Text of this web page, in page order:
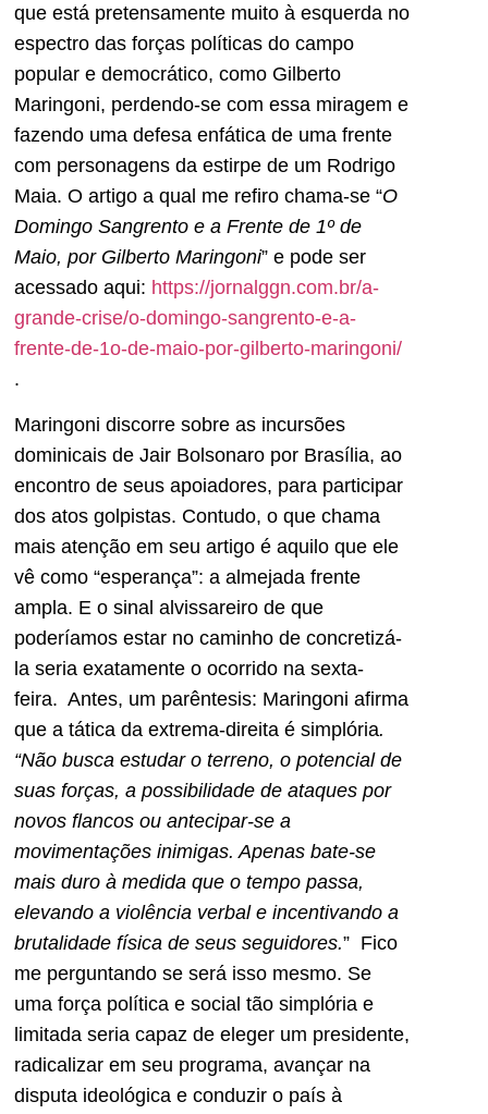
que está pretensamente muito à esquerda no
espectro das forças políticas do campo
popular e democrático, como Gilberto
Maringoni, perdendo-se com essa miragem e
fazendo uma defesa enfática de uma frente
com personagens da estirpe de um Rodrigo
Maia. O artigo a qual me refiro chama-se “O
Domingo Sangrento e a Frente de 1º de
Maio, por Gilberto Maringoni” e pode ser
acessado aqui: https://jornalggn.com.br/a-
grande-crise/o-domingo-sangrento-e-a-
frente-de-1o-de-maio-por-gilberto-maringoni/
.
Maringoni discorre sobre as incursões
dominicais de Jair Bolsonaro por Brasília, ao
encontro de seus apoiadores, para participar
dos atos golpistas. Contudo, o que chama
mais atenção em seu artigo é aquilo que ele
vê como “esperança”: a almejada frente
ampla. E o sinal alvissareiro de que
poderíamos estar no caminho de concretizá-
la seria exatamente o ocorrido na sexta-
feira. Antes, um parêntesis: Maringoni afirma
que a tática da extrema-direita é simplória.
“Não busca estudar o terreno, o potencial de
suas forças, a possibilidade de ataques por
novos flancos ou antecipar-se a
movimentações inimigas. Apenas bate-se
mais duro à medida que o tempo passa,
elevando a violência verbal e incentivando a
brutalidade física de seus seguidores.” Fico
me perguntando se será isso mesmo. Se
uma força política e social tão simplória e
limitada seria capaz de eleger um presidente,
radicalizar em seu programa, avançar na
disputa ideológica e conduzir o país à